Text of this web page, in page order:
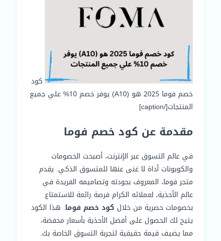
كود
خصم فوما 2025 هو (A10) يوفر خصم 10% علي جميع
المنتجات[/caption]
مقدمة عن كود خصم فوما
في عالم التسوق عبر الإنترنت، أصبحت الخصومات
والكوبونات أداة لا غنى عنها للمتسوق الذكي. يقدم
متجر فوما، المعروف بجودته وتصاميمه الفريدة في
عالم الأحذية، لعملائه الكرام فرصة رائعة للاستمتاع
بخصومات حصرية من خلال كود خصم فوما. هذا الكود
يتيح لك الحصول على أفضل الأحذية بأسعار مخفضة،
مما يضيف قيمة حقيقية لتجربة التسوق الخاصة بك.